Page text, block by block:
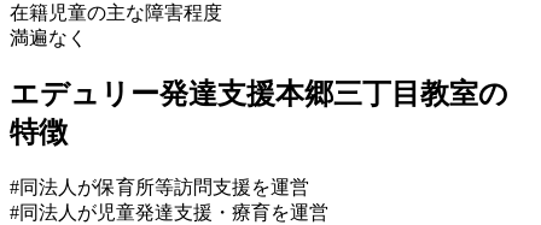
在籍児童の主な障害程度
満遍なく
エデュリー発達支援本郷三丁目教室の
特徴
#同法人が保育所等訪問支援を運営
#同法人が児童発達支援・療育を運営